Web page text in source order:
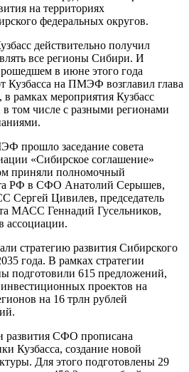
на территориях
федеральных округов.
действительно получил
все регионы Сибири. И
в июне этого года
на ПМЭФ возглавил глава
рамках мероприятия Кузбасс
том числе с разными регионами
прошло заседание совета
«Сибирское соглашение»
приняли полномочный
РФ в СФО Анатолий Серышев,
Сергей Цивилев, председатель
МАСС Геннадий Гусельников,
ассоциации.
стратегию развития Сибирского
года. В рамках стратегии
подготовили 615 предложений,
проектов на
на 16 трлн рублей
развития СФО прописана
Кузбасса, создание новой
Для этого подготовлены 29